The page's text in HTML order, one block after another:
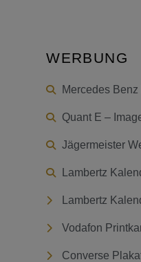
WERBUNG
Mercedes Benz
Quant E –
Jägermeister
Lambertz
Lambertz
Vodafon
Converse